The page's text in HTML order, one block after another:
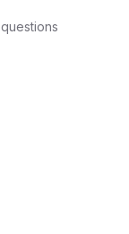
questions